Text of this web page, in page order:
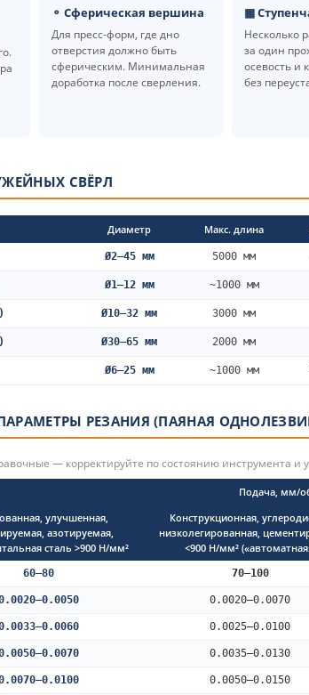
⚬ Сферическая вершина
Для пресс-форм, где дно
отверстия должно быть
сферическим. Минимальная
доработка после сверления.
▦
Несколько
за один
осевость и
без
СВЁРЛ
Диаметр Макс. длина
Ø2–45 мм 5000 мм
Ø1–12 мм ~1000 мм
Ø10–32 мм 3000 мм
Ø30–65 мм 2000 мм
Ø6–25 мм ~1000 мм
РЕЗАНИЯ (ПАЯНАЯ
— корректируйте по состоянию инструмента и
Подача, мм/
улучшенная,
азотируемая,
сталь >900 Н/мм²
Конструкционная,
низколегированная,
<900 Н/мм²
60–80 70–100
0.0020–0.0070
0.0025–0.0100
0.0035–0.0130
0.0050–0.0150